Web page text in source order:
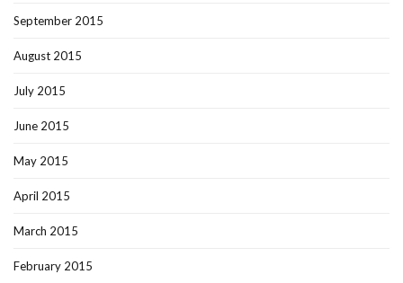
September 2015
August 2015
July 2015
June 2015
May 2015
April 2015
March 2015
February 2015